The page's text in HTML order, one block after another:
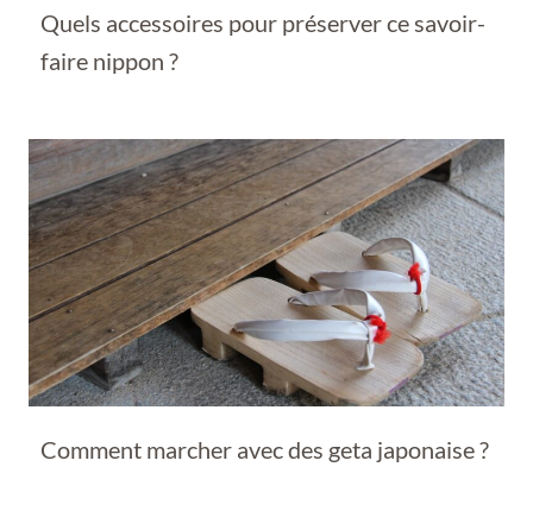
Quels accessoires pour préserver ce savoir-
faire nippon ?
Comment marcher avec des geta japonaise ?